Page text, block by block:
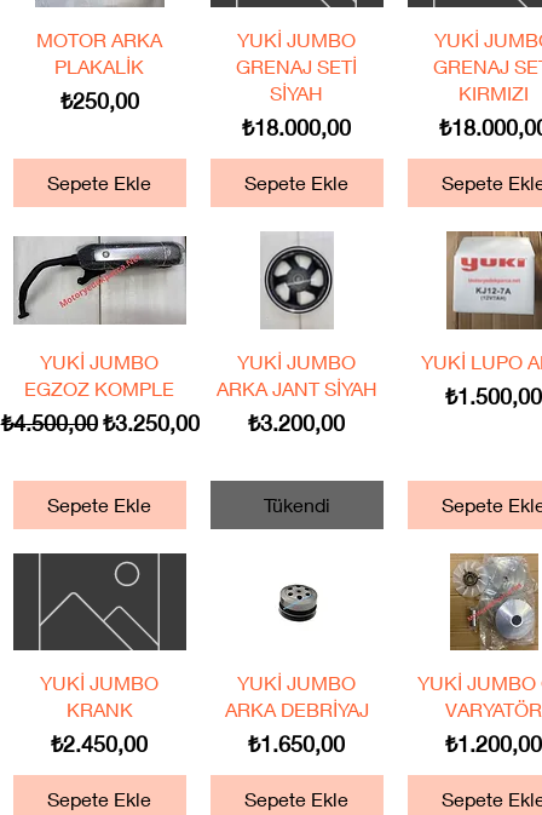
Hızlı Bakış
MOTOR ARKA
PLAKALİK
Fiyat
₺250,00
Sepete Ekle
Hızlı Bakış
YUKİ JUMBO
GRENAJ SETİ
SİYAH
Fiyat
₺18.000,00
Sepete Ekle
Hızlı Bakış
YUKİ
GRENAJ
KIRMIZI
Fiyat
Sepete
Hızlı Bakış
YUKİ JUMBO
EGZOZ KOMPLE
Normal Fiyat
₺4.500,00 İndirimli Fiyat
₺3.250,00
Sepete Ekle
Hızlı Bakış
YUKİ JUMBO
ARKA JANT SİYAH
Fiyat
₺3.200,00
Tükendi
Hızlı Bakış
YUKİ LUPO
Fiyat
₺1.500,00
Sepete
Hızlı Bakış
YUKİ JUMBO
KRANK
Fiyat
₺2.450,00
Sepete Ekle
Hızlı Bakış
YUKİ JUMBO
ARKA DEBRİYAJ
Fiyat
₺1.650,00
Sepete Ekle
Hızlı Bakış
YUKİ JUMBO
VARYATÖR
Fiyat
₺1.200,00
Sepete